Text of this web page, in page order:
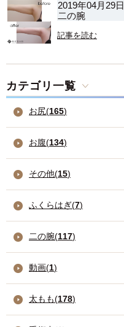
2019年04月29日
二の腕
記事を読む
カテゴリ一覧
お尻(165)
お腹(134)
その他(15)
ふくらはぎ(7)
二の腕(117)
動画(1)
太もも(178)